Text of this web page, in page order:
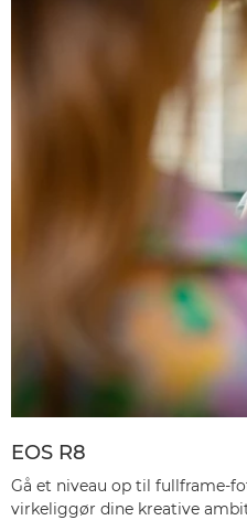
EOS R8
Gå et niveau op til fullframe-
virkeliggør dine kreative